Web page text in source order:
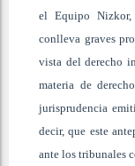
el Equipo Nizkor,
conlleva graves
vista del derecho
materia de
jurisprudencia
decir, que este
ante los tribunales